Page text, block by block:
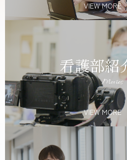
VIEW MORE
看護部紹
Movies
VIEW MORE